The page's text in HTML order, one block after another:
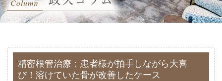
精密根管治療：患者様が拍手しながら大喜
び！溶けていた骨が改善したケース